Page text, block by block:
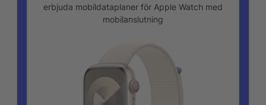
erbjuda mobildataplaner för Apple Watch med
mobilanslutning